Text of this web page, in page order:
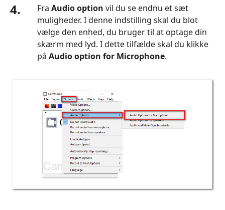
4. Fra Audio option vil du se endnu et sæt
muligheder. I denne indstilling skal du blot
vælge den enhed, du bruger til at optage din
skærm med lyd. I dette tilfælde skal du klikke
på Audio option for Microphone.